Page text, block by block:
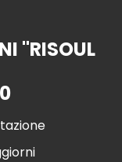
"RISOUL